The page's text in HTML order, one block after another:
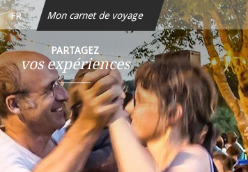
PARTAGEZ
vos expériences
FR Mon carnet de voyage